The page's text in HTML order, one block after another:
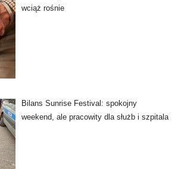
wciąż rośnie
Bilans Sunrise Festival: spokojny
weekend, ale pracowity dla służb i szpitala